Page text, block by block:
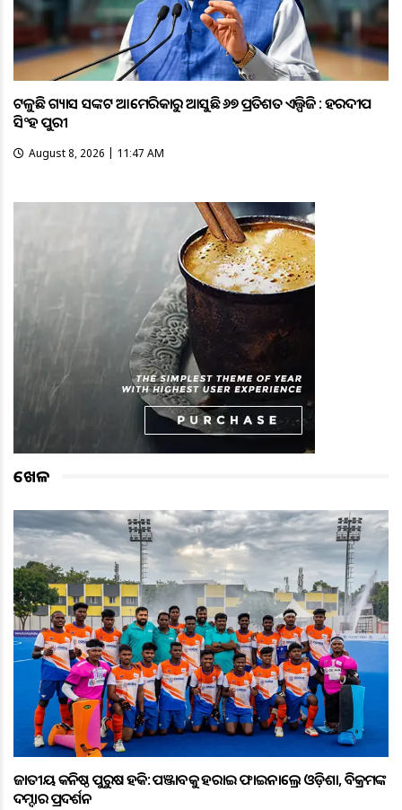
ଟଳୁଛି ଗ୍ୟାସ ସଙ୍କଟ ଆମେରିକାରୁ ଆସୁଛି ୬୭ ପ୍ରତିଶତ ଏଲ୍ପିଜି : ହରଦୀପ
ସିଂହ ପୁରୀ
August 8, 2026 | 11:47 AM
ଖେଳ
ଜାତୀୟ କନିଷ୍ଠ ପୁରୁଷ ହକି: ପଞ୍ଜାବକୁ ହରାଇ ଫାଇନାଲ୍ରେ ଓଡ଼ିଶା, ବିକ୍ରମଙ୍କ
ଦମ୍ଦାର ପ୍ରଦର୍ଶନ